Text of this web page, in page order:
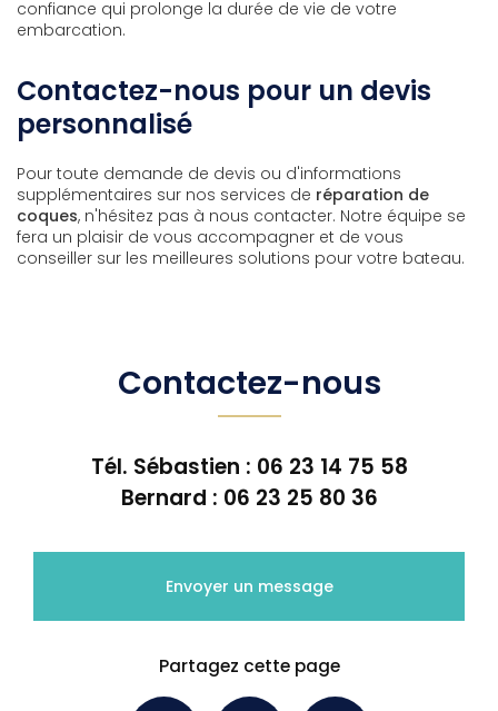
confiance qui prolonge la durée de vie de votre
embarcation.
Contactez-nous pour un devis
personnalisé
Pour toute demande de devis ou d'informations
supplémentaires sur nos services de réparation de
coques, n'hésitez pas à nous contacter. Notre équipe se
fera un plaisir de vous accompagner et de vous
conseiller sur les meilleures solutions pour votre bateau.
Contactez-nous
Tél. Sébastien : 06 23 14 75 58
Bernard : 06 23 25 80 36
Envoyer un message
Partagez cette page
Facebook